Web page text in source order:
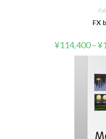
FX
¥114,400–¥